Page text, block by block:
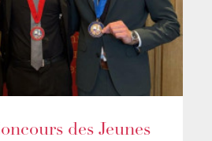
des Jeunes